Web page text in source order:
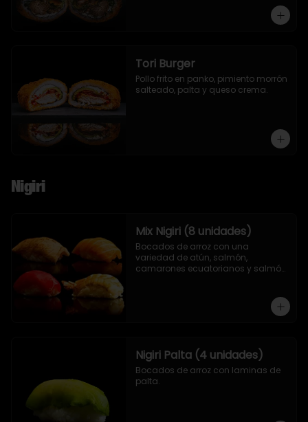
Tori Burger
Pollo frito en panko, pimiento morrón
salteado, palta y queso crema.
Nigiri
Mix Nigiri (8 unidades)
Bocados de arroz con una
variedad de atún, salmón,
camarones ecuatorianos y salmón
Nigiri Palta (4 unidades)
Bocados de arroz con laminas de
palta.